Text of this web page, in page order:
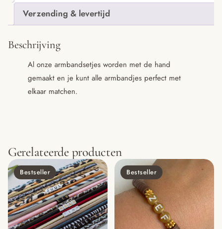
Verzending & levertijd
Beschrijving
Al onze armbandsetjes worden met de hand
gemaakt en je kunt alle armbandjes perfect met
elkaar matchen.
Gerelateerde producten
Bestseller Bestseller